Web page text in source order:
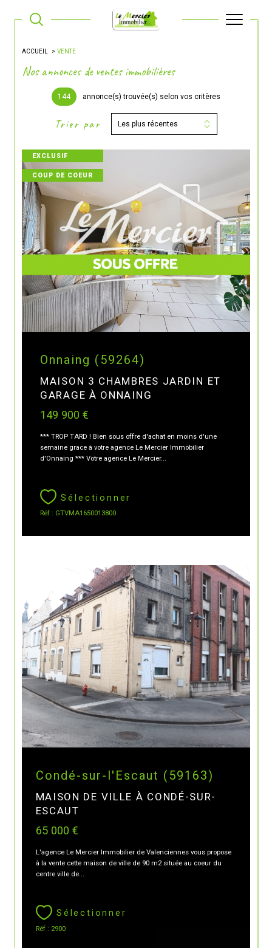
ACCUEIL VENTE
Nos annonces de ventes immobilières
144 annonce(s) trouvée(s) selon vos critères
Trier par Les plus récentes
Onnaing (59264)
MAISON 3 CHAMBRES JARDIN ET
GARAGE À ONNAING
149 900 €
*** TROP TARD ! Bien sous offre d'achat en moins d'une
semaine grace à votre agence Le Mercier Immobilier
d'Onnaing *** Votre agence Le Mercier...
Sélectionner
Réf : GTVMA1650013800
EXCLUSIF
COUP DE COEUR
Condé-sur-l'Escaut (59163)
MAISON DE VILLE À CONDÉ-SUR-
ESCAUT
65 000 €
L'agence Le Mercier Immobilier de Valenciennes vous propose
à la vente cette maison de ville de 90 m2 située au coeur du
centre ville de...
Sélectionner
Réf : 2900